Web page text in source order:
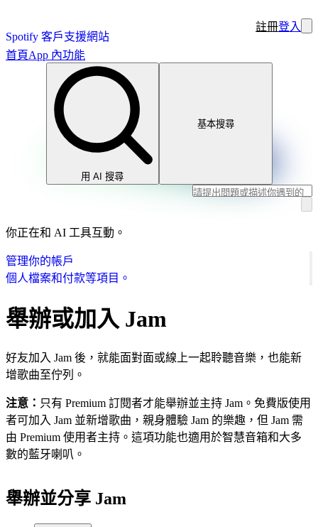
Spotify 客戶支援網站
註冊登入
首頁App 內功能
用 AI 搜尋
基本搜尋
你正在和 AI 工具互動。
管理你的帳戶
個人檔案和付款等項目。
舉辦或加入 Jam
好友加入 Jam 後，就能面對面或線上一起聆聽音樂，也能新
增歌曲至佇列。
注意： 只有 Premium 訂閱者才能舉辦並主持 Jam。免費版使用
者可加入 Jam 並新增歌曲，親身體驗 Jam 的樂趣，但 Jam 需
由 Premium 使用者主持。這項功能也適用於智慧音箱和大多
數的藍牙喇叭。
舉辦並分享 Jam